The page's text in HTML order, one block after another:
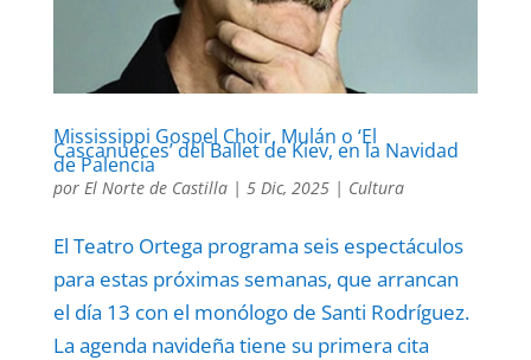
Mississippi Gospel Choir, Mulán o ‘El
Cascanueces’ del Ballet de Kiev, en la Navidad
de Palencia
por El Norte de Castilla| 5 Dic, 2025| Cultura
El Teatro Ortega programa seis espectáculos
para estas próximas semanas, que arrancan
el día 13 con el monólogo de Santi Rodríguez.
La agenda navideña tiene su primera cita